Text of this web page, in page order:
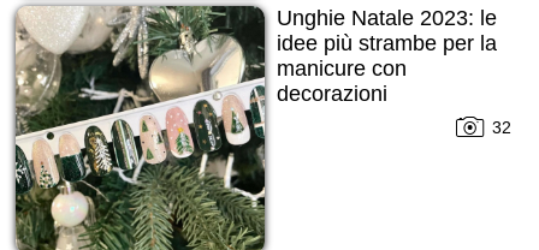
Unghie Natale 2023: le
idee più strambe per la
manicure con
decorazioni
32